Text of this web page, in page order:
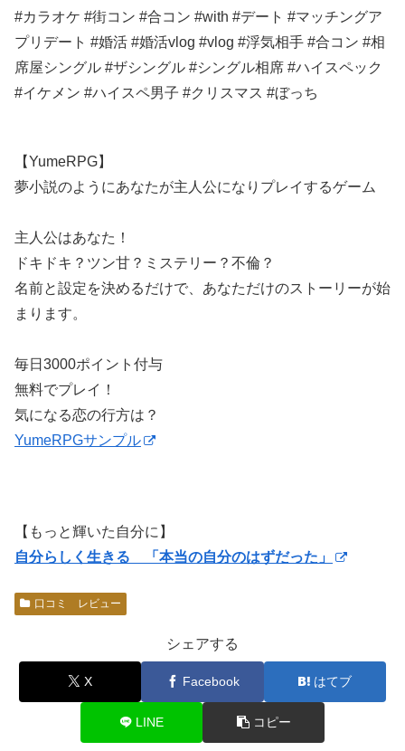
#カラオケ #街コン #合コン #with #デート #マッチングア
プリデート #婚活 #婚活vlog #vlog #浮気相手 #合コン #相
席屋シングル #ザシングル #シングル相席 #ハイスペック
#イケメン #ハイスペ男子 #クリスマス #ぼっち
【YumeRPG】
夢小説のようにあなたが主人公になりプレイするゲーム
主人公はあなた！
ドキドキ？ツン甘？ミステリー？不倫？
名前と設定を決めるだけで、あなただけのストーリーが始
まります。
毎日3000ポイント付与
無料でプレイ！
気になる恋の行方は？
YumeRPGサンプル
【もっと輝いた自分に】
自分らしく生きる 「本当の自分のはずだった」
口コミ レビュー
シェアする
X Facebook はてブ
LINE コピー